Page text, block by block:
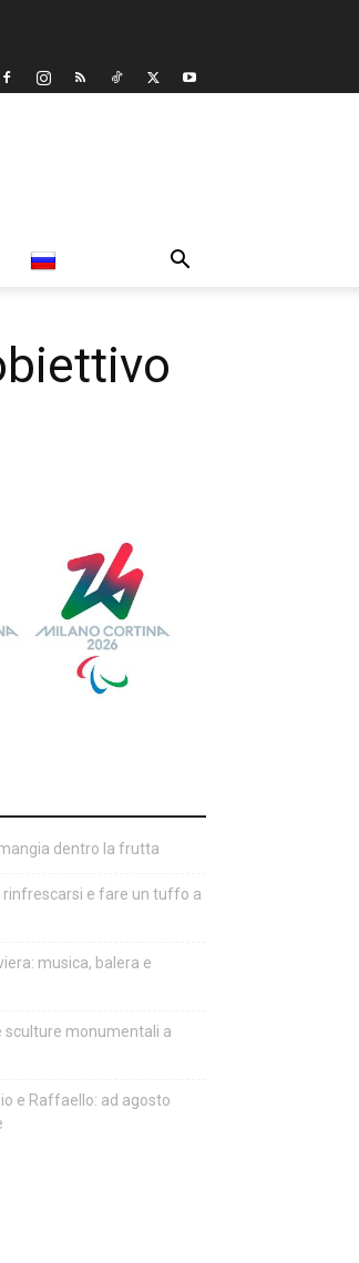
dentro la frutta
rinfrescarsi e fare un tuffo a
musica, balera e
sculture monumentali a
e Raffaello: ad agosto